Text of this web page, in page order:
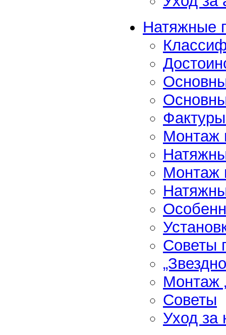
Натяжные
Монтаж
Монтаж
Советы
Монтаж
Советы
Уход за